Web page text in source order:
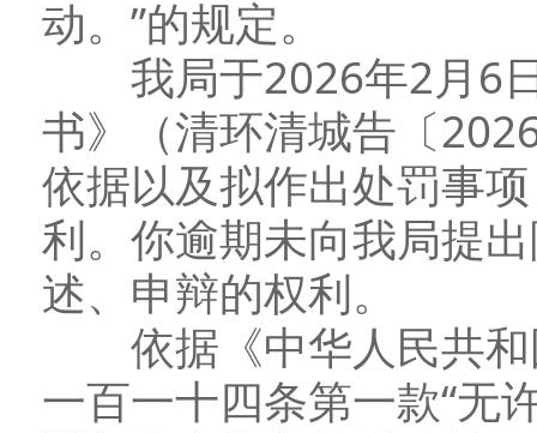
动。”的规定。
我局于2026年2月6日
书》（清环清城告〔
依据以及拟作出处罚事
利。你逾期未向我局提
述、申辩的权利。
依据《中华人民共和
一百一十四条第一款“无